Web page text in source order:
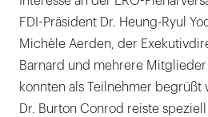
FDI-Präsident Dr. Heung-Ryul
Michèle Aerden, der
Barnard und mehrere Mitglieder
konnten als Teilnehmer begrüßt
Dr. Burton Conrod reiste